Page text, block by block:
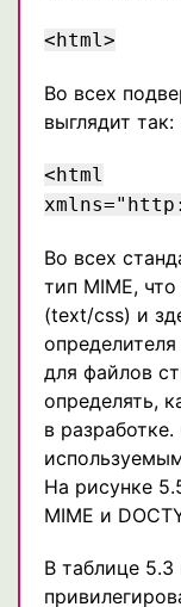
<html>
Во всех
выглядит так:
<html
Во всех
тип MIME,
(text/css) и
для файлов
определять,
в
На рисунке
MIME и
В таблице 5.3